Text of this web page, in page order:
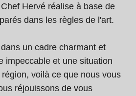
Hervé réalise à base de
dans les règles de l'art.
un cadre charmant et
impeccable et une situation
voilà ce que nous vous
réjouissons de vous